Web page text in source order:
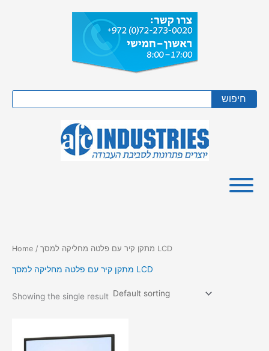
חיפוש
Home / מתקן קיר עם פלטה מחליקה למסך LCD
מתקן קיר עם פלטה מחליקה למסך LCD
Showing the single result